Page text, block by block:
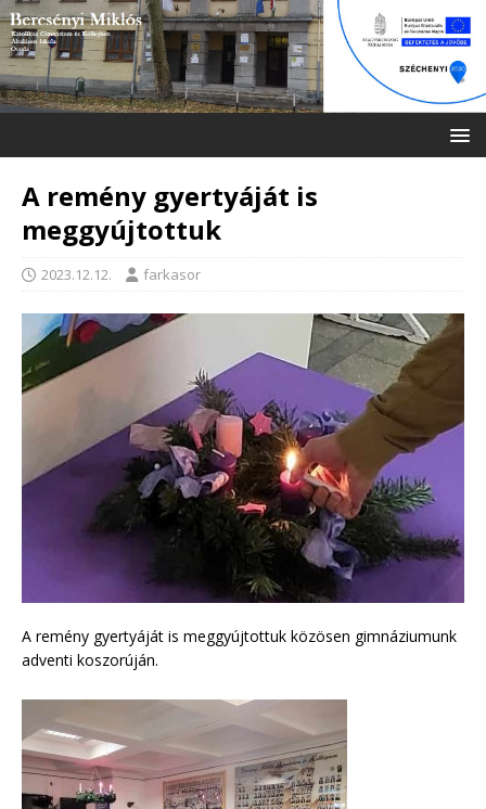
A remény gyertyáját is
meggyújtottuk
2023.12.12. farkasor
A remény gyertyáját is meggyújtottuk közösen gimnáziumunk
adventi koszorúján.